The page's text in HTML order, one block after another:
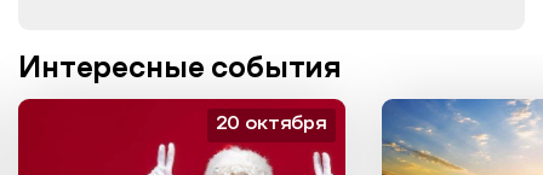
Интересные события
20 октября